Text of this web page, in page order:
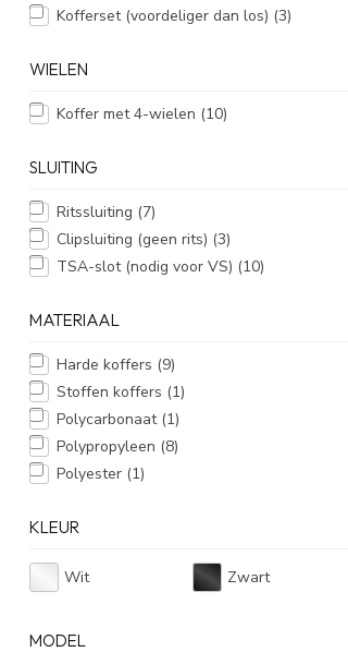
Kofferset (voordeliger dan los) (3)
WIELEN
Koffer met 4-wielen (10)
SLUITING
Ritssluiting (7)
Clipsluiting (geen rits) (3)
TSA-slot (nodig voor VS) (10)
MATERIAAL
Harde koffers (9)
Stoffen koffers (1)
Polycarbonaat (1)
Polypropyleen (8)
Polyester (1)
KLEUR
Wit Zwart
MODEL